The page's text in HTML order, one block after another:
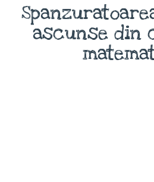
ascunse din